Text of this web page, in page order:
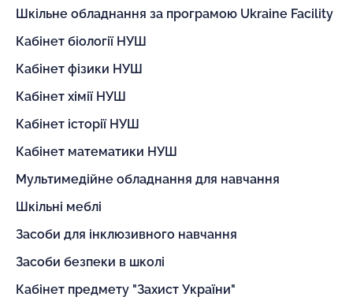
Шкільне обладнання за програмою Ukraine Facility
Кабінет біології НУШ
Кабінет фізики НУШ
Кабінет хімії НУШ
Кабінет історії НУШ
Кабінет математики НУШ
Мультимедійне обладнання для навчання
Шкільні меблі
Засоби для інклюзивного навчання
Засоби безпеки в школі
Кабінет предмету "Захист України"